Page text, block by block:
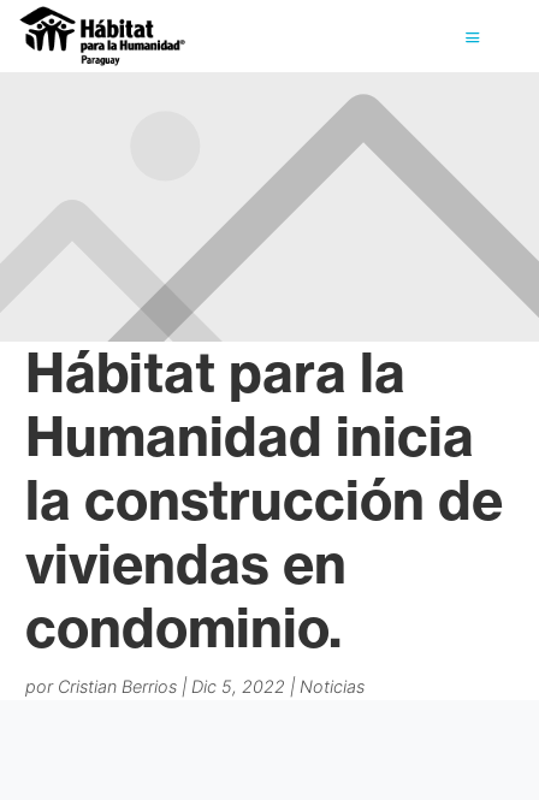
Hábitat para la
Humanidad inicia
la construcción de
viviendas en
condominio.
por Cristian Berrios| Dic 5, 2022 | Noticias